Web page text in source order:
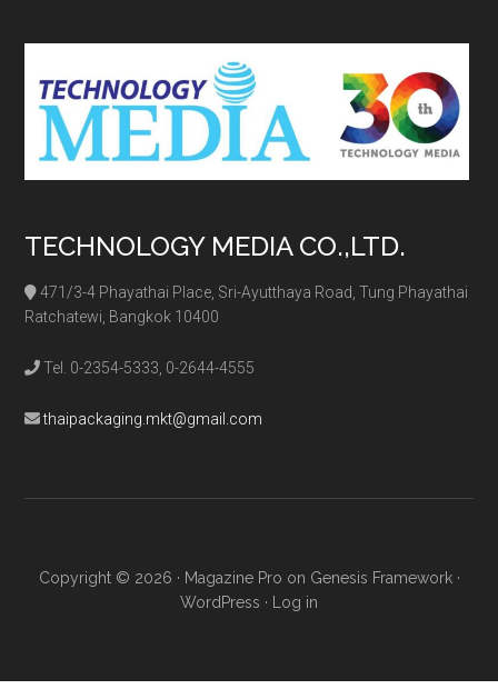
TECHNOLOGY MEDIA CO.,LTD.
471/3-4 Phayathai Place, Sri-Ayutthaya Road, Tung Phayathai
Ratchatewi, Bangkok 10400
Tel. 0-2354-5333, 0-2644-4555
thaipackaging.mkt@gmail.com
Copyright © 2026 · Magazine Pro on Genesis Framework·
WordPress · Log in